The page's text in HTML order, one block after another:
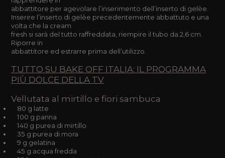
abbattitore per agevolare l’inserimento dell’inserto di gelèe.
Inserire l’inserto di gelèe precedentemente abbattuto e una
volta che la cream
fresh si sarà del tutto raffreddata, riempire il tubo da 2,6 cm.
Riporre in
abbattitore ed estrarre prima dell’utilizzo.
TUTTO SU BAKE OFF ITALIA: IL PROGRAMMA
PIÙ DOLCE DELLA TV
Vellutata al mirtillo e fiori sambuca
80 g latte
100 g panna
140 g purea di mirtillo
35 g purea di mora
9 g gelatina
45 g acqua fredda